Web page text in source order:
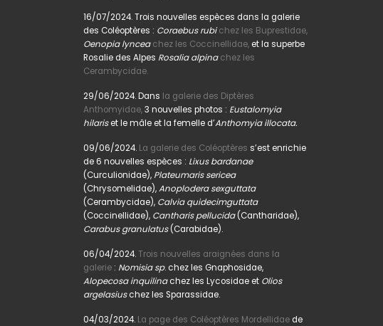
16/07/2024. Trois nouvelles espèces dans la galerie
des Coléoptères : Coraebus rubi chez les Buprestidae,
Oenopia lyncea chez les Coccinellidae,et la superbe
Rosalie des Alpes Rosalia alpina chez les
Cerambycidae.
29/06/2024. Dans la galerie des Diptères
Anthomyidae,3 nouvelles photos : Eustalomyia
hilariset le mâle et la femelle d’Anthomyia illocata.
09/06/2024. La galerie des Coléoptères s’est enrichie
de 6 nouvelles espèces : Lixus bardanae
(Curculionidae), Plateumaris sericea
(Chrysomelidae),Anoplodera sexguttata
(Cerambycidae), Calvia quidecimguttata
(Coccinellidae), Cantharis pellucida(Cantharidae),
Carabus granulatus(Carabidae).
06/04/2024.Trois nouvelles araignées dans la
galerie : Nomisia sp. chez les Gnaphosidae,
Alopecosa inquilinachez les Lycosidae et Olios
argelasiuschez les Sparassidae.
04/03/2024. La page des Coléoptères Mordellidaede